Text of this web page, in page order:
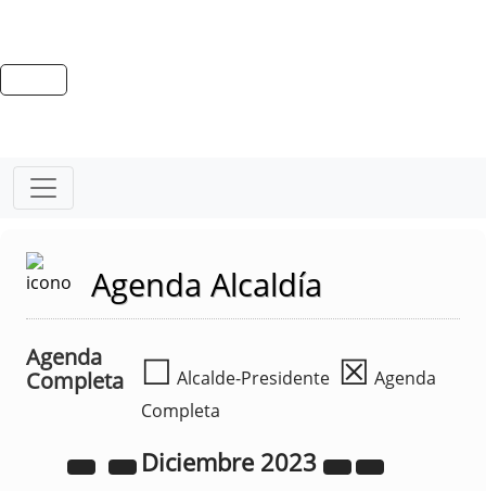
Agenda Alcaldía
Agenda
Completa
☐ Alcalde-Presidente ☒ Agenda
Completa
Diciembre 2023